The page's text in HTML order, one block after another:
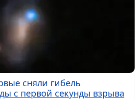
сняли гибель
с первой секунды взрыва